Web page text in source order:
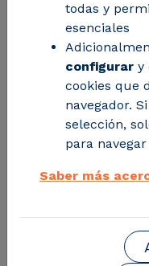
Solicita
todas y
esenciales
configurar y
cookies que
navegador.
selección,
para
Saber más